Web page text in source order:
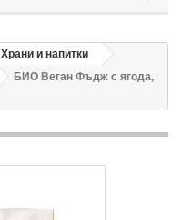
Храни и напитки
БИО Веган Фъдж с ягода,